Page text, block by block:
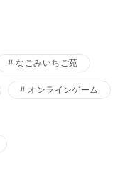
なごみいちご苑
オンラインゲーム